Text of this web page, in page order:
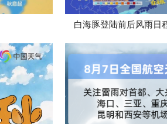
白海豚登陆前后风雨日